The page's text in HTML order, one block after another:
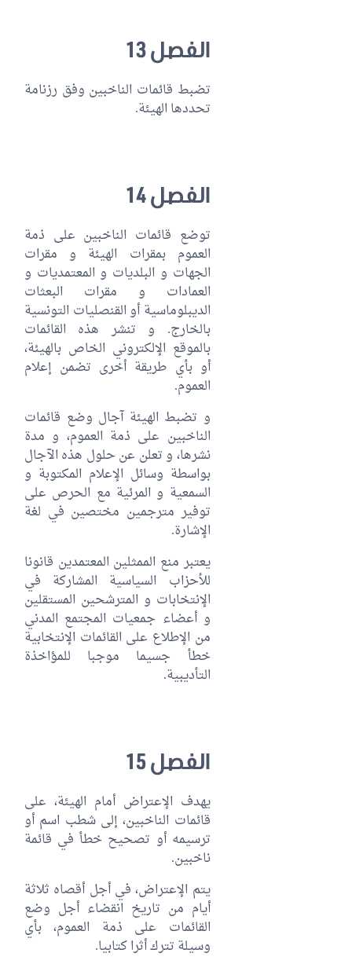
الفصل 13
تضبط قائمات الناخبين وفق رزنامة
تحددها الهيئة.
الفصل 14
توضع قائمات الناخبين على ذمة
العموم بمقرات الهيئة و مقرات
الجهات و البلديات و المعتمديات و
العمادات و مقرات البعثات
الديبلوماسية أو القنصليات التونسية
بالخارج. و تنشر هذه القائمات
بالموقع الإلكتروني الخاص بالهيئة،
أو بأي طريقة أخرى تضمن إعلام
العموم.
و تضبط الهيئة آجال وضع قائمات
الناخبين على ذمة العموم، و مدة
نشرها، و تعلن عن حلول هذه الآجال
بواسطة وسائل الإعلام المكتوبة و
السمعية و المرئية مع الحرص على
توفير مترجمين مختصين في لغة
الإشارة.
يعتبر منع الممثلين المعتمدين قانونا
للأحزاب السياسية المشاركة في
الإنتخابات و المترشحين المستقلين
و أعضاء جمعيات المجتمع المدني
من الإطلاع على القائمات الإنتخابية
خطأ جسيما موجبا للمؤاخذة
التأديبية.
الفصل 15
يهدف الإعتراض أمام الهيئة، على
قائمات الناخبين، إلى شطب اسم أو
ترسيمه أو تصحيح خطأ في قائمة
ناخبين.
يتم الإعتراض، في أجل أقصاه ثلاثة
أيام من تاريخ انقضاء أجل وضع
القائمات على ذمة العموم، بأي
وسيلة تترك أثرا كتابيا.